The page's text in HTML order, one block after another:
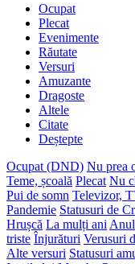
Ocupat
Plecat
Evenimente
Răutate
Versuri
Amuzante
Dragoste
Altele
Citate
Deștepte
Ocupat (DND) Nu prea
Teme, școală Plecat Nu
Pui de somn Televizor,
Pandemie Statusuri de
Hrușcă La mulți ani
triste Înjurături Verusuri
Alte versuri Statusuri